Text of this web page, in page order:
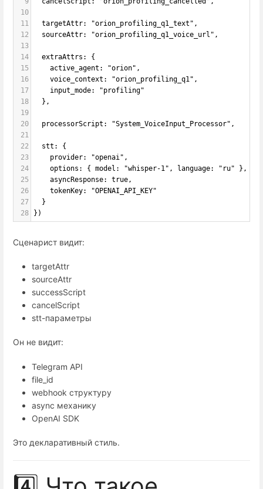
10
11
  targetAttr: "orion_profiling_q1_text",
12
  sourceAttr: "orion_profiling_q1_voice_url",
13
14
  extraAttrs: {
15
    active_agent: "orion",
16
    voice_context: "orion_profiling_q1",
17
    input_mode: "profiling"
18
  },
19
20
  processorScript: "System_VoiceInput_Processor",
21
22
  stt: {
23
    provider: "openai",
24
    options: { model: "whisper-1", language: "ru" },
25
    asyncResponse: true,
26
    tokenKey: "OPENAI_API_KEY"
27
  }
28
})
Сценарист видит:
targetAttr
sourceAttr
successScript
cancelScript
stt-параметры
Он не видит:
Telegram API
file_id
webhook структуру
async механику
OpenAI SDK
Это декларативный стиль.